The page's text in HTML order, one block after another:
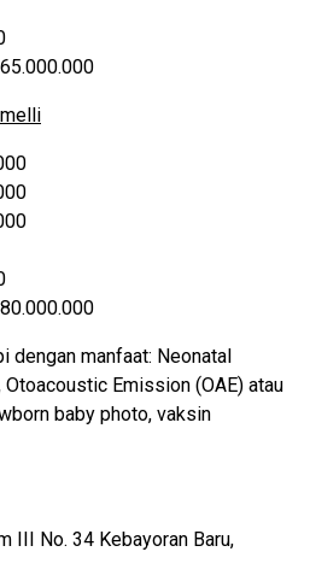
dengan manfaat: Neonatal
Otoacoustic Emission (OAE) atau
baby photo, vaksin
III No. 34 Kebayoran Baru,